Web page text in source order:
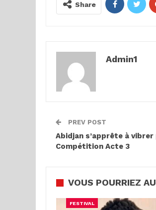
Share
Admin1
PREV POST
Abidjan s’apprête à
Compétition Acte 3
VOUS POURRIEZ
FESTIVAL